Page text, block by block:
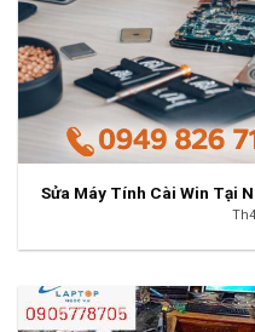
Sửa Máy Tính Cài Win Tại